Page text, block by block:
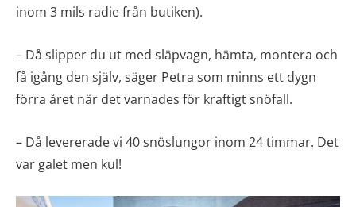
inom 3 mils radie från butiken).
– Då slipper du ut med släpvagn, hämta, montera och
få igång den själv, säger Petra som minns ett dygn
förra året när det varnades för kraftigt snöfall.
– Då levererade vi 40 snöslungor inom 24 timmar. Det
var galet men kul!